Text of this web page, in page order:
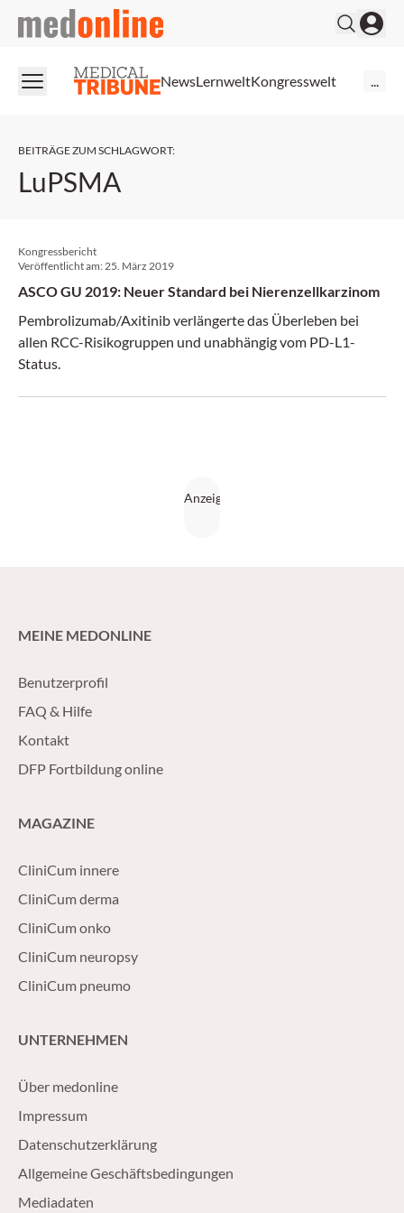
medonline
NewsLernweltKongresswelt
BEITRÄGE ZUM SCHLAGWORT:
LuPSMA
Kongressbericht
Veröffentlicht am:25. März 2019
ASCO GU 2019: Neuer Standard bei Nierenzellkarzinom
Pembrolizumab/Axitinib verlängerte das Überleben bei
allen RCC-Risikogruppen und unabhängig vom PD-L1-
Status.
MEINE MEDONLINE
Benutzerprofil
FAQ & Hilfe
Kontakt
DFP Fortbildung online
MAGAZINE
CliniCum innere
CliniCum derma
CliniCum onko
CliniCum neuropsy
CliniCum pneumo
UNTERNEHMEN
Über medonline
Impressum
Datenschutzerklärung
Allgemeine Geschäftsbedingungen
Mediadaten